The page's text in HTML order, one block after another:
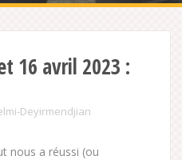
16 avril 2023 :
Deyirmendjian
nous a réussi (ou